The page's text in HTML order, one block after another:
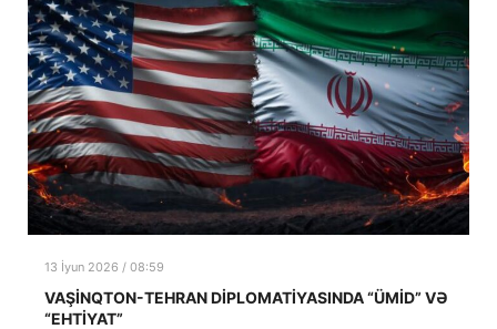
13 İyun 2026 / 08:59
VAŞİNQTON-TEHRAN DİPLOMATİYASINDA “ÜMİD” VƏ
“EHTİYAT”